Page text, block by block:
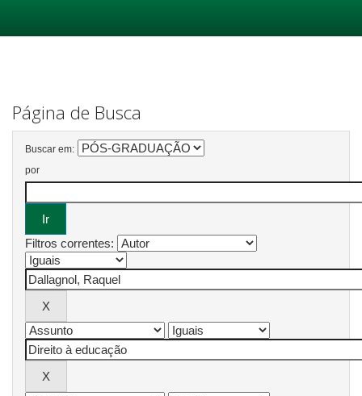
Página de Busca
Buscar em:
por
Filtros correntes: